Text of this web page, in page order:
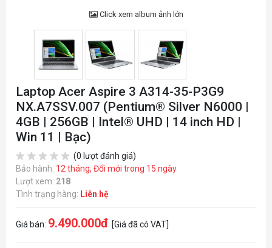
Click xem album ảnh lớn
Laptop Acer Aspire 3 A314-35-P3G9
NX.A7SSV.007 (Pentium® Silver N6000 |
4GB | 256GB | Intel® UHD | 14 inch HD |
Win 11 | Bạc)
(0 lượt đánh giá)
Bảo hành: 12 tháng, Đổi mới trong 15 ngày
Lượt xem: 218
Tình trạng hàng: Liên hệ
Giá bán: 9.490.000đ [Giá đã có VAT]